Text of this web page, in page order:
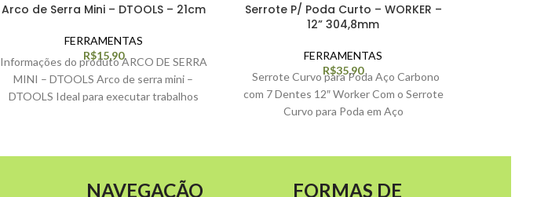
Arco de Serra Mini – DTOOLS – 21cm
FERRAMENTAS
R$15,90
Informações do produto ARCO DE SERRA
MINI – DTOOLS Arco de serra mini –
DTOOLS Ideal para executar trabalhos
Serrote P/ Poda Curto – WORKER –
12” 304,8mm
FERRAMENTAS
R$35,90
Serrote Curvo para Poda Aço Carbono
com 7 Dentes 12″ Worker Com o Serrote
Curvo para Poda em Aço
NAVEGAÇÃO FORMAS DE